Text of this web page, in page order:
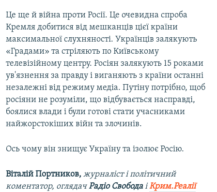
Це ще й війна проти Росії. Це очевидна спроба
Кремля добитися від мешканців цієї країни
максимальної слухняності. Українців залякують
«Градами» та стріляють по Київському
телевізійному центру. Росіян залякують 15 роками
ув'язнення за правду і виганяють з країни останні
незалежні від режиму медіа. Путіну потрібно, щоб
росіяни не розуміли, що відбувається насправді,
боялися влади і були готові стати учасниками
найжорстокіших війн та злочинів.
Ось чому він знищує Україну та ізолює Росію.
Віталій Портников, журналіст і політичний
коментатор, оглядачРадіо СвободаіКрим.Реалії